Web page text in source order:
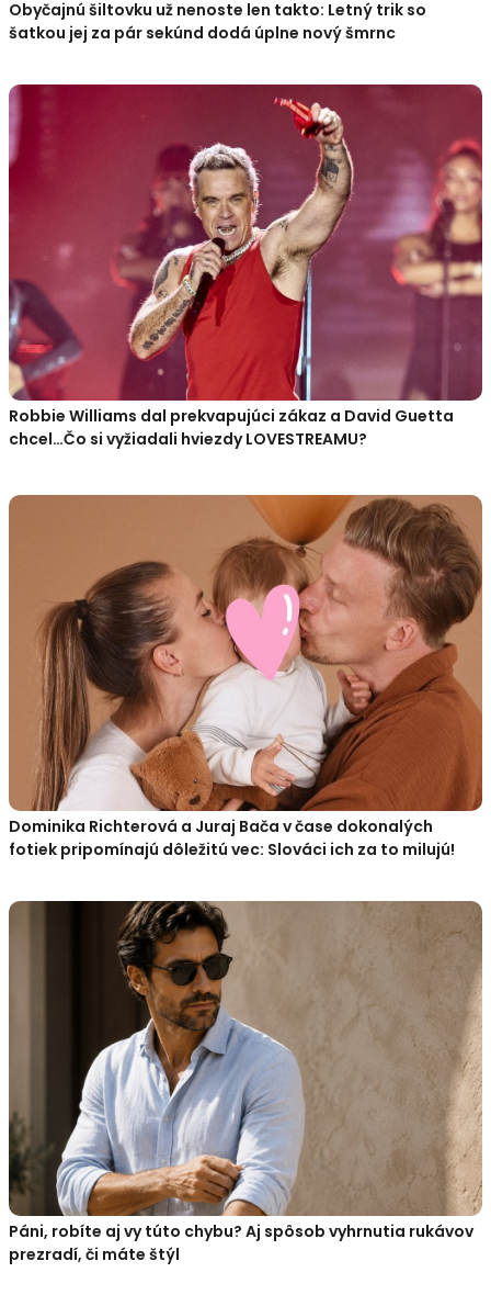
Obyčajnú šiltovku už nenoste len takto: Letný trik so
šatkou jej za pár sekúnd dodá úplne nový šmrnc
Robbie Williams dal prekvapujúci zákaz a David Guetta
chcel…Čo si vyžiadali hviezdy LOVESTREAMU?
Dominika Richterová a Juraj Bača v čase dokonalých
fotiek pripomínajú dôležitú vec: Slováci ich za to milujú!
Páni, robíte aj vy túto chybu? Aj spôsob vyhrnutia rukávov
prezradí, či máte štýl